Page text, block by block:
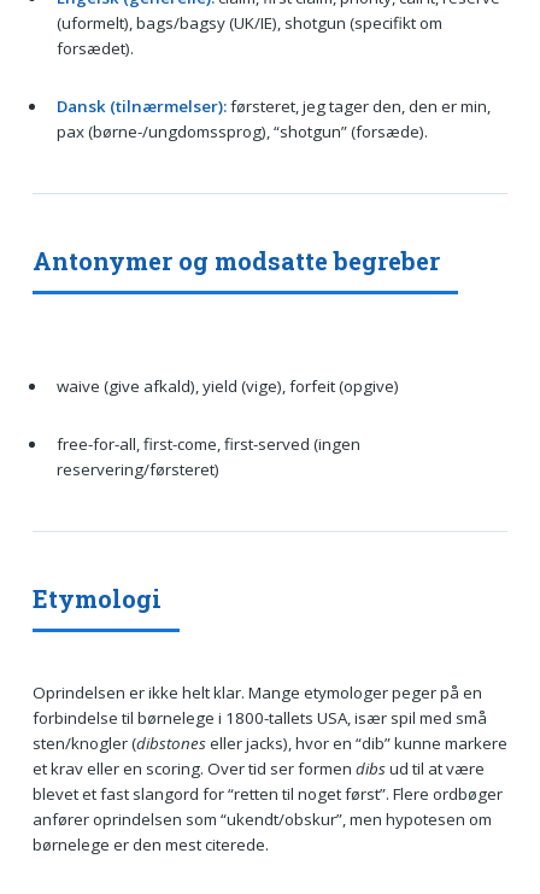
(uformelt), bags/bagsy (UK/IE), shotgun (specifikt om
forsædet).
Dansk (tilnærmelser):førsteret, jeg tager den, den er min,
pax (børne-/ungdomssprog), “shotgun” (forsæde).
Antonymer og modsatte begreber
waive (give afkald), yield (vige), forfeit (opgive)
free-for-all, first-come, first-served (ingen
reservering/førsteret)
Etymologi
Oprindelsen er ikke helt klar. Mange etymologer peger på en
forbindelse til børnelege i 1800-tallets USA, især spil med små
sten/knogler (dibstoneseller jacks), hvor en “dib” kunne markere
et krav eller en scoring. Over tid ser formen dibsud til at være
blevet et fast slangord for “retten til noget først”. Flere ordbøger
anfører oprindelsen som “ukendt/obskur”, men hypotesen om
børnelege er den mest citerede.